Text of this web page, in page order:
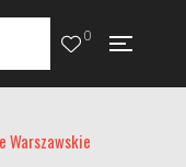
0
Warszawskie